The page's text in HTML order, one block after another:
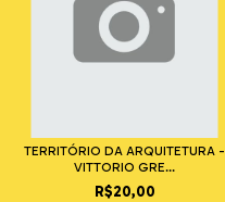
TERRITÓRIO DA ARQUITETURA -
VITTORIO GRE...
R$20,00